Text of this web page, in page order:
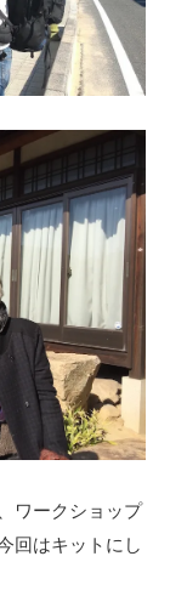
ワークショップ
回はキットにし